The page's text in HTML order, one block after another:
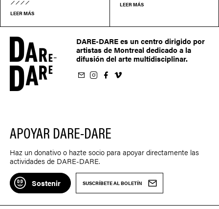
LEER MÁS
LEER MÁS
DARE-DARE es un centro dirigido por
artistas de Montreal dedicado a la
difusión del arte multidisciplinar.
sur Instagram
sur Facebook
nous sur Vimeo
APOYAR DARE-DARE
Haz un donativo o hazte socio para apoyar directamente las
actividades de DARE-DARE.
Sostenir SUSCRÍBETE AL BOLETÍN